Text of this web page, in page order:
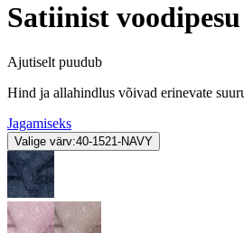
Satiinist
Ajutiselt puudub
Hind ja allahindlus võivad erinevate
Jagamiseks
Valige värv:40-1521-NAVY